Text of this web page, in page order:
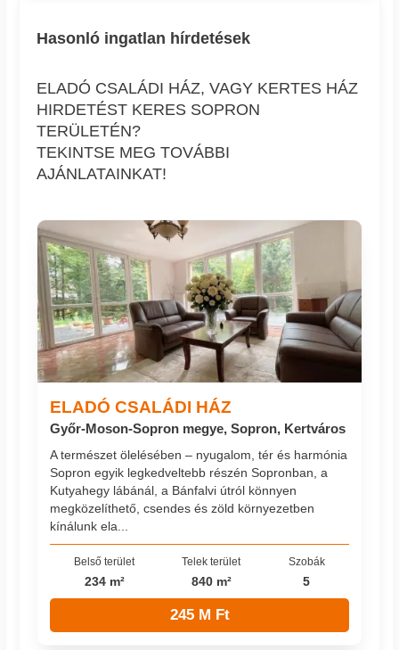
Hasonló ingatlan hírdetések
ELADÓ CSALÁDI HÁZ, VAGY KERTES HÁZ
HIRDETÉST KERES SOPRON
TERÜLETÉN?
TEKINTSE MEG TOVÁBBI
AJÁNLATAINKAT!
ELADÓ CSALÁDI HÁZ
Győr-Moson-Sopron megye, Sopron, Kertváros
A természet ölelésében – nyugalom, tér és harmónia
Sopron egyik legkedveltebb részén Sopronban, a
Kutyahegy lábánál, a Bánfalvi útról könnyen
megközelíthető, csendes és zöld környezetben
kínálunk ela...
Belső terület
234 m²
Telek terület
840 m²
Szobák
5
245 M Ft